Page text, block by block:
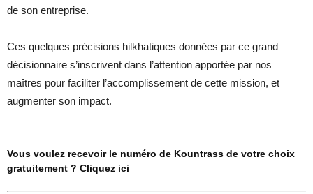
de son entreprise.
Ces quelques précisions hilkhatiques données par ce grand
décisionnaire s’inscrivent dans l’attention apportée par nos
maîtres pour faciliter l’accomplissement de cette mission, et
augmenter son impact.
Vous voulez recevoir le numéro de Kountrass de votre choix
gratuitement ? Cliquez ici